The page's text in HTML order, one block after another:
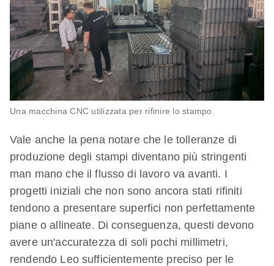
Una macchina CNC utilizzata per rifinire lo stampo.
Vale anche la pena notare che le tolleranze di
produzione degli stampi diventano più stringenti
man mano che il flusso di lavoro va avanti. I
progetti iniziali che non sono ancora stati rifiniti
tendono a presentare superfici non perfettamente
piane o allineate. Di conseguenza, questi devono
avere un'accuratezza di soli pochi millimetri,
rendendo Leo sufficientemente preciso per le